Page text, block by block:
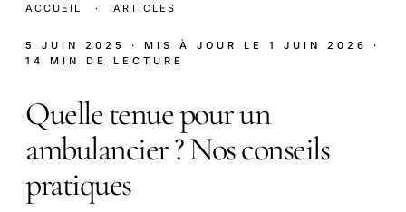
ACCUEIL · ARTICLES
5 JUIN 2025 · MIS À JOUR LE 1 JUIN 2026
·
14 MIN DE LECTURE
Quelle tenue pour un
ambulancier ? Nos conseils
pratiques